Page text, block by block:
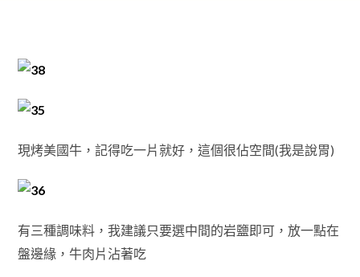
現烤美國牛，記得吃一片就好，這個很佔空間(我是說胃)
有三種調味料，我建議只要選中間的岩鹽即可，放一點在
盤邊緣，牛肉片沾著吃